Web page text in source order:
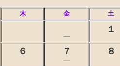
木 金 土
―
１
６ ７
―
８